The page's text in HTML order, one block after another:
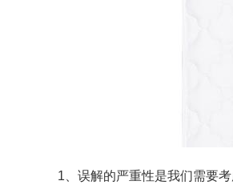
1、误解的严重性是我们需要